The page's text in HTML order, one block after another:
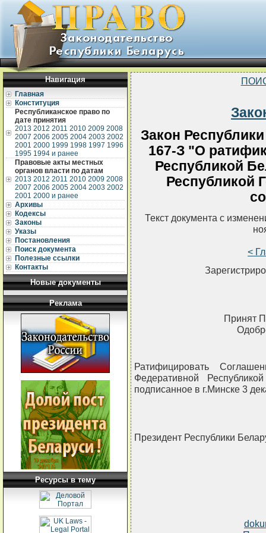
Навигация
Главная
Конституция
Республиканское право по
дате принятия
2013 2012 2011 2010 2009 2008
2007 2006 2005 2004 2003 2002
2001 2000 1999 1998 1997 1996
1995 1994 и ранее
Правовые акты местных
органов власти по датам
2013 2012 2011 2010 2009 2008
2007 2006 2005 2004 2003 2002
2001 2000 и ранее
Архивы
Кодексы
Законы
Указы
Постановления
Поиск документа
Полезные ссылки
Контакты
Новые документы
Реклама
Ресурсы в тему
Закон
167-З "О
Республикой
Республикой
Текст документа с
<
Принят
Ратифицировать
Федеративной
подписанное в г.Минске 3
Президент Республики